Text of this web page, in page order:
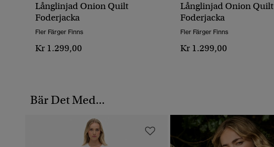
Långlinjad Onion Quilt
Foderjacka
Fler Färger Finns
Kr 1.299,00
Långlinjad Onion Quilt
Foderjacka
Fler Färger Finns
Kr 1.299,00
Bär Det Med...